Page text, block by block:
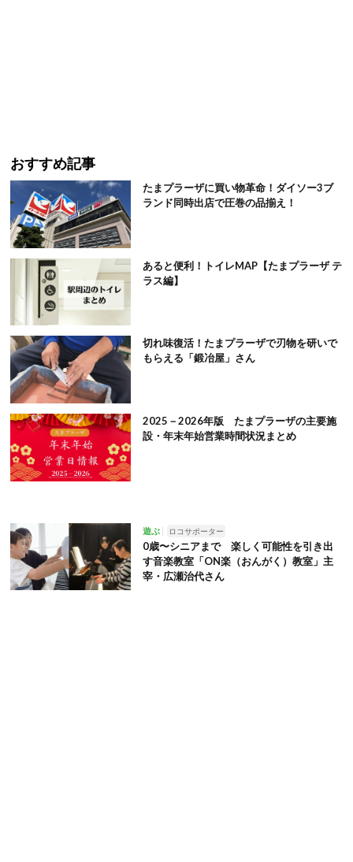
おすすめ記事
たまプラーザに買い物革命！ダイソー3ブ
ランド同時出店で圧巻の品揃え！
あると便利！トイレMAP【たまプラーザ テ
ラス編】
切れ味復活！たまプラーザで刃物を研いで
もらえる「鍛冶屋」さん
2025－2026年版 たまプラーザの主要施
設・年末年始営業時間状況まとめ
遊ぶ ロコサポーター
0歳〜シニアまで 楽しく可能性を引き出
す音楽教室「ON楽（おんがく）教室」主
宰・広瀬治代さん